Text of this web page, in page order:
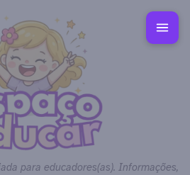
para educadores(as). Informações,